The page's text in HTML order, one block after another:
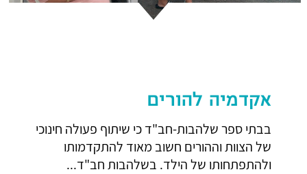
אקדמיה להורים
בבתי ספר שלהבות-חב"ד כי שיתוף פעולה חינוכי
של הצוות וההורים חשוב מאוד להתקדמותו
ולהתפתחותו של הילד. בשלהבות חב"ד...